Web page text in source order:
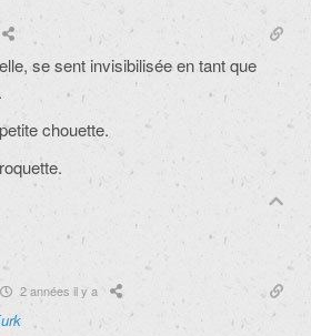
se sent invisibilisée en tant que
chouette.
2 années il y a